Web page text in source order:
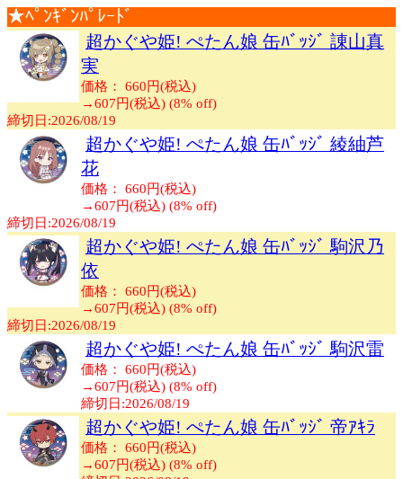
★ﾍﾟﾝｷﾞﾝﾊﾟﾚｰﾄﾞ
超かぐや姫! ぺたん娘 缶ﾊﾞｯｼﾞ 諌山真
実
価格： 660円(税込)
→607円(税込) (8% off)
締切日:2026/08/19
超かぐや姫! ぺたん娘 缶ﾊﾞｯｼﾞ 綾紬芦
花
価格： 660円(税込)
→607円(税込) (8% off)
締切日:2026/08/19
超かぐや姫! ぺたん娘 缶ﾊﾞｯｼﾞ 駒沢乃
依
価格： 660円(税込)
→607円(税込) (8% off)
締切日:2026/08/19
超かぐや姫! ぺたん娘 缶ﾊﾞｯｼﾞ 駒沢雷
価格： 660円(税込)
→607円(税込) (8% off)
締切日:2026/08/19
超かぐや姫! ぺたん娘 缶ﾊﾞｯｼﾞ 帝ｱｷﾗ
価格： 660円(税込)
→607円(税込) (8% off)